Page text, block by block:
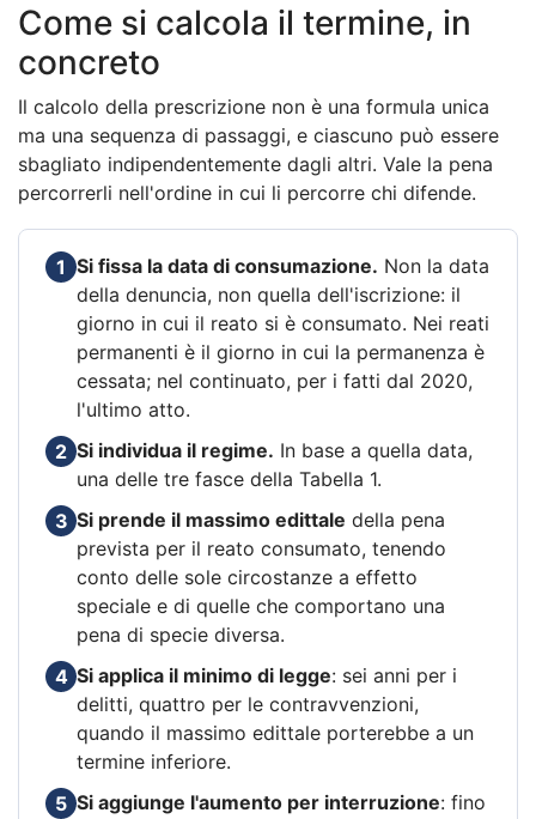
Come si calcola il termine, in
concreto
Il calcolo della prescrizione non è una formula unica
ma una sequenza di passaggi, e ciascuno può essere
sbagliato indipendentemente dagli altri. Vale la pena
percorrerli nell'ordine in cui li percorre chi difende.
1 Si fissa la data di consumazione. Non la data
della denuncia, non quella dell'iscrizione: il
giorno in cui il reato si è consumato. Nei reati
permanenti è il giorno in cui la permanenza è
cessata; nel continuato, per i fatti dal 2020,
l'ultimo atto.
2 Si individua il regime. In base a quella data,
una delle tre fasce della Tabella 1.
3 Si prende il massimo edittale della pena
prevista per il reato consumato, tenendo
conto delle sole circostanze a effetto
speciale e di quelle che comportano una
pena di specie diversa.
4 Si applica il minimo di legge: sei anni per i
delitti, quattro per le contravvenzioni,
quando il massimo edittale porterebbe a un
termine inferiore.
5 Si aggiunge l'aumento per interruzione: fino